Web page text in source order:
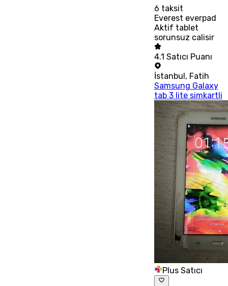
6 taksit
Everest everpad
Aktif tablet
sorunsuz calisir
4.1 Satıcı Puanı
İstanbul, Fatih
Samsung Galaxy
tab 3 lite simkartli
Plus Satıcı